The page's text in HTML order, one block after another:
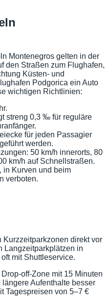
Montenegros gelten in der
den Straßen zum Flughafen,
Küsten- und
Podgorica ein Auto
wichtigen Richtlinien:
streng 0,3 ‰ für reguläre
für jeden Passagier
werden.
50 km/h innerorts, 80
km/h auf Schnellstraßen.
in Kurven und beim
verboten.
direkt vor
Langzeitparkplätzen in
mit Shuttleservice.
off-Zone mit 15 Minuten
Aufenthalte besser
Tagespreisen von 5–7 €